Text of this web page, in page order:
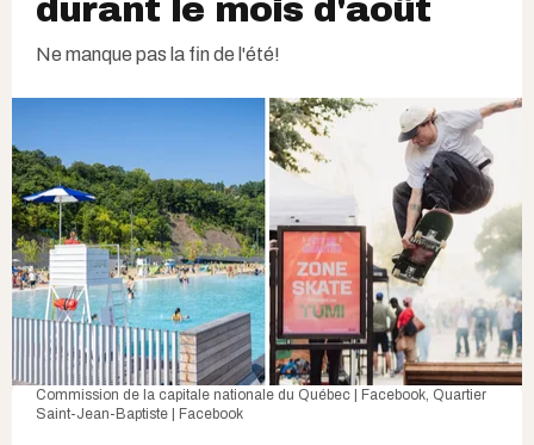
durant le mois d'août
Ne manque pas la fin de l'été!
Commission de la capitale nationale du Québec | Facebook Quartier
Saint-Jean-Baptiste | Facebook